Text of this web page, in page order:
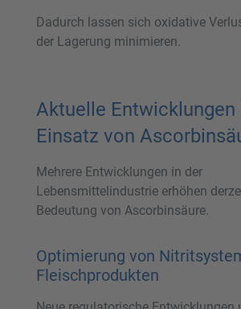
Dadurch lassen sich oxidative
der Lagerung minimieren.
Aktuelle Entwicklungen
Einsatz von
Mehrere Entwicklungen in der
Lebensmittelindustrie erhöhen
Bedeutung von Ascorbinsäure.
Optimierung von
Fleischprodukten